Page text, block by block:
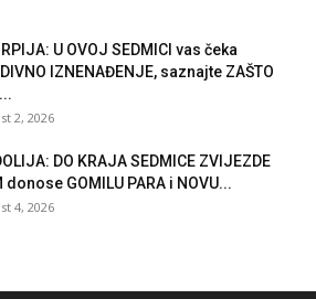
U OVOJ SEDMICI vas čeka
IZNENAĐENJE, saznajte ZAŠTO
2, 2026
DO KRAJA SEDMICE ZVIJEZDE
donose GOMILU PARA i NOVU...
4, 2026